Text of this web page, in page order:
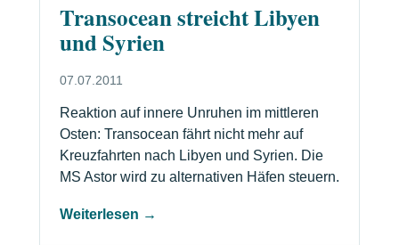
Transocean streicht Libyen
und Syrien
07.07.2011
Reaktion auf innere Unruhen im mittleren
Osten: Transocean fährt nicht mehr auf
Kreuzfahrten nach Libyen und Syrien. Die
MS Astor wird zu alternativen Häfen steuern.
Weiterlesen →